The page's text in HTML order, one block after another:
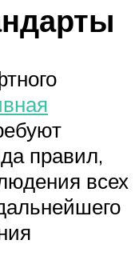
правил,
всех